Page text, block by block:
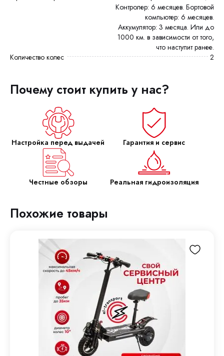
Контролер: 6 месяцев. Бортовой
компьютер: 6 месяцев.
Аккумулятор: 3 месяца. Или до
1000 км. в зависимости от того,
что наступит ранее.
Количество колес
2
Почему стоит купить у нас?
Настройка перед выдачей Гарантия и сервис
Честные обзоры Реальная гидроизоляция
Похожие товары